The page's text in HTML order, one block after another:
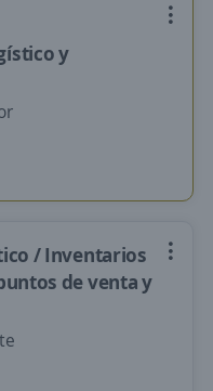
y
/ Inventarios
de venta y